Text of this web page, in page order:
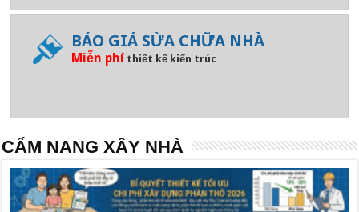
BÁO GIÁ SỬA CHỮA NHÀ
Miễn phí thiết kế kiến trúc
CẨM NANG XÂY NHÀ